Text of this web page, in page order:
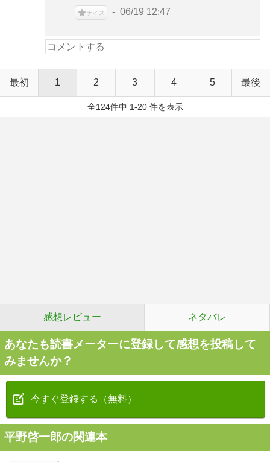
ナイス 06/19 12:47
最初 1 2 3 4 5 最後
全124件中 1-20 件を表示
感想レビュー ネタバレ
あなたも読書メーターに登録して感想を投稿して
みませんか？
今すぐ登録する（無料）
平野啓一郎の関連本